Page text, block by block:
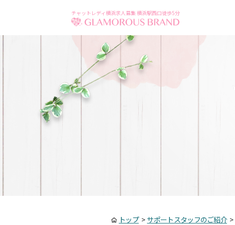
チャットレディ横浜求人募集 横浜駅西口徒歩5分
トップ> サポートスタッフのご紹介>